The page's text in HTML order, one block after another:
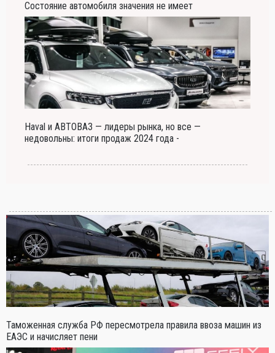
Состояние автомобиля значения не имеет
Haval и АВТОВАЗ — лидеры рынка, но все —
недовольны: итоги продаж 2024 года -
Таможенная служба РФ пересмотрела правила ввоза машин из
ЕАЭС и начисляет пени